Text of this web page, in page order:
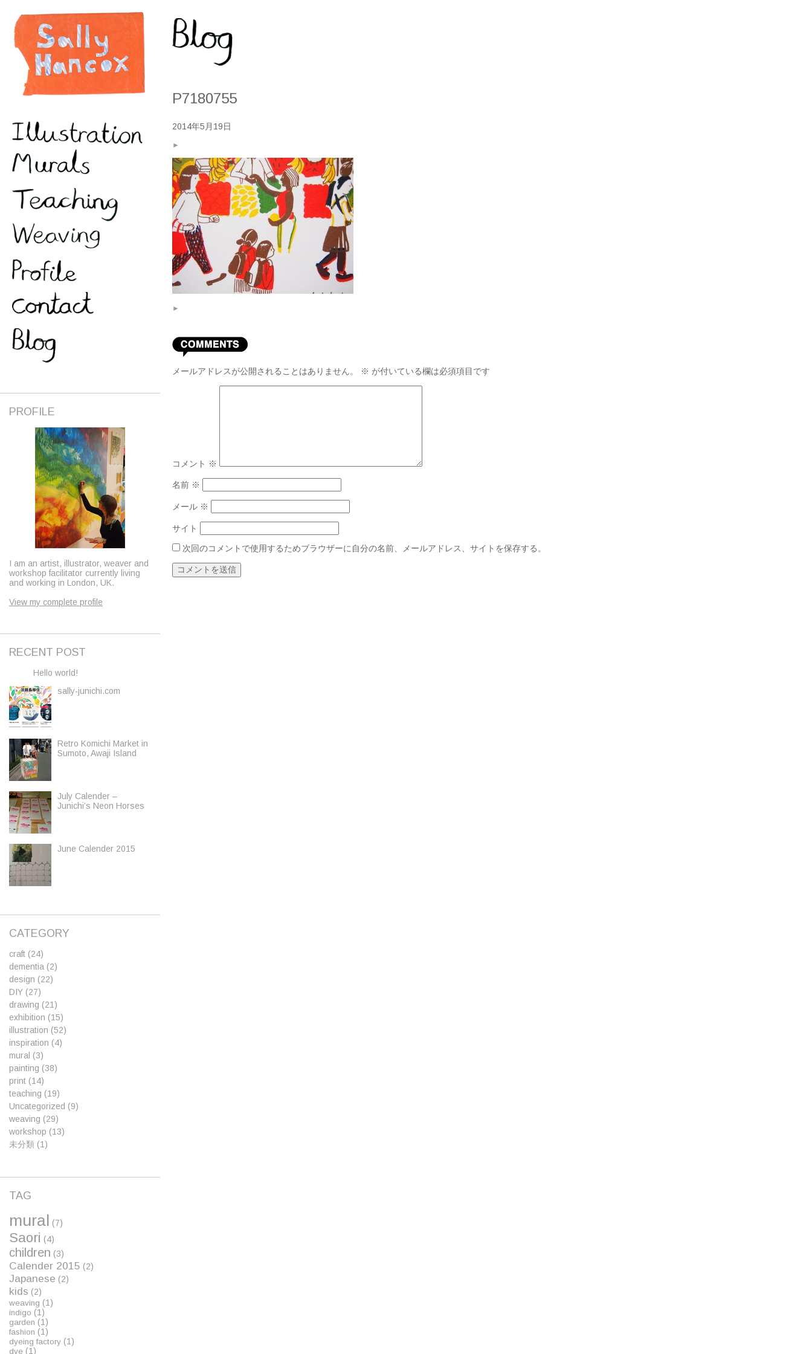
P7180755
2014年5月19日
►
►
メールアドレスが公開されることはありません。 ※ が付いている欄は必須項目です
コメント ※
名前 ※
メール ※
サイト
次回のコメントで使用するためブラウザーに自分の名前、メールアドレス、サイトを保存する。
PROFILE
I am an artist, illustrator, weaver and
workshop facilitator currently living
and working in London, UK.
View my complete profile
RECENT POST
Hello world!
sally-junichi.com
Retro Komichi Market in
Sumoto, Awaji Island
July Calender –
Junichi’s Neon Horses
June Calender 2015
CATEGORY
craft (24)
dementia (2)
design (22)
DIY (27)
drawing (21)
exhibition (15)
illustration (52)
inspiration (4)
mural (3)
painting (38)
print (14)
teaching (19)
Uncategorized (9)
weaving (29)
workshop (13)
未分類 (1)
TAG
mural (7)
Saori (4)
children (3)
Calender 2015 (2)
Japanese (2)
kids (2)
weaving (1)
indigo (1)
garden (1)
fashion (1)
dyeing factory (1)
dye (1)